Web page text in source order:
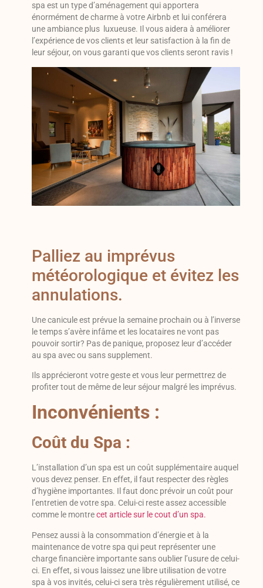
spa est un type d’aménagement qui apportera
énormément de charme à votre Airbnb et lui conférera
une ambiance plus luxueuse. Il vous aidera à améliorer
l’expérience de vos clients et leur satisfaction à la fin de
leur séjour, on vous garanti que vos clients seront ravis !
Palliez au imprévus
météorologique et évitez les
annulations.
Une canicule est prévue la semaine prochain ou à l’inverse
le temps s’avère infâme et les locataires ne vont pas
pouvoir sortir? Pas de panique, proposez leur d’accéder
au spa avec ou sans supplement.
Ils apprécieront votre geste et vous leur permettrez de
profiter tout de même de leur séjour malgré les imprévus.
Inconvénients :
Coût du Spa :
L’installation d’un spa est un coût supplémentaire auquel
vous devez penser. En effet, il faut respecter des règles
d’hygiène importantes. Il faut donc prévoir un coût pour
l’entretien de votre spa. Celui-ci reste assez accessible
comme le montrecet article sur le cout d’un spa.
Pensez aussi à la consommation d’énergie et à la
maintenance de votre spa qui peut représenter une
charge financière importante sans oublier l’usure de celui-
ci. En effet, si vous laissez une libre utilisation de votre
spa à vos invités, celui-ci sera très régulièrement utilisé, ce